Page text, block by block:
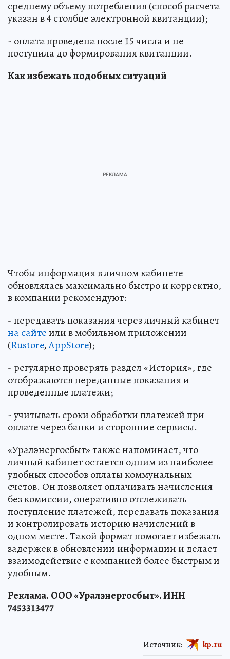
среднему объему потребления (способ расчета
указан в 4 столбце электронной квитанции);
- оплата проведена после 15 числа и не
поступила до формирования квитанции.
Как избежать подобных ситуаций
Чтобы информация в личном кабинете
обновлялась максимально быстро и корректно,
в компании рекомендуют:
- передавать показания через личный кабинет
на сайтеили в мобильном приложении
(Rustore,AppStore);
- регулярно проверять раздел «История», где
отображаются переданные показания и
проведенные платежи;
- учитывать сроки обработки платежей при
оплате через банки и сторонние сервисы.
«Уралэнергосбыт» также напоминает, что
личный кабинет остается одним из наиболее
удобных способов оплаты коммунальных
счетов. Он позволяет оплачивать начисления
без комиссии, оперативно отслеживать
поступление платежей, передавать показания
и контролировать историю начислений в
одном месте. Такой формат помогает избежать
задержек в обновлении информации и делает
взаимодействие с компанией более быстрым и
удобным.
Реклама. ООО «Уралэнергосбыт». ИНН
7453313477
Источник: kp.ru